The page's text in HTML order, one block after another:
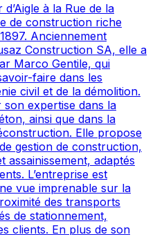
à la Rue de la
de construction riche
Anciennement
Construction SA, elle a
Marco Gentile, qui
faire dans les
civil et de la démolition.
son expertise dans la
ainsi que dans la
Elle propose
gestion de construction,
adaptés
L’entreprise est
vue imprenable sur la
des transports
de stationnement,
clients. En plus de son